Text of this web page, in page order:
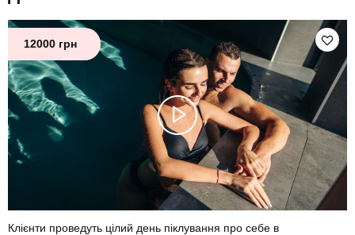
12000 грн
Клієнти проведуть цілий день піклування про себе в